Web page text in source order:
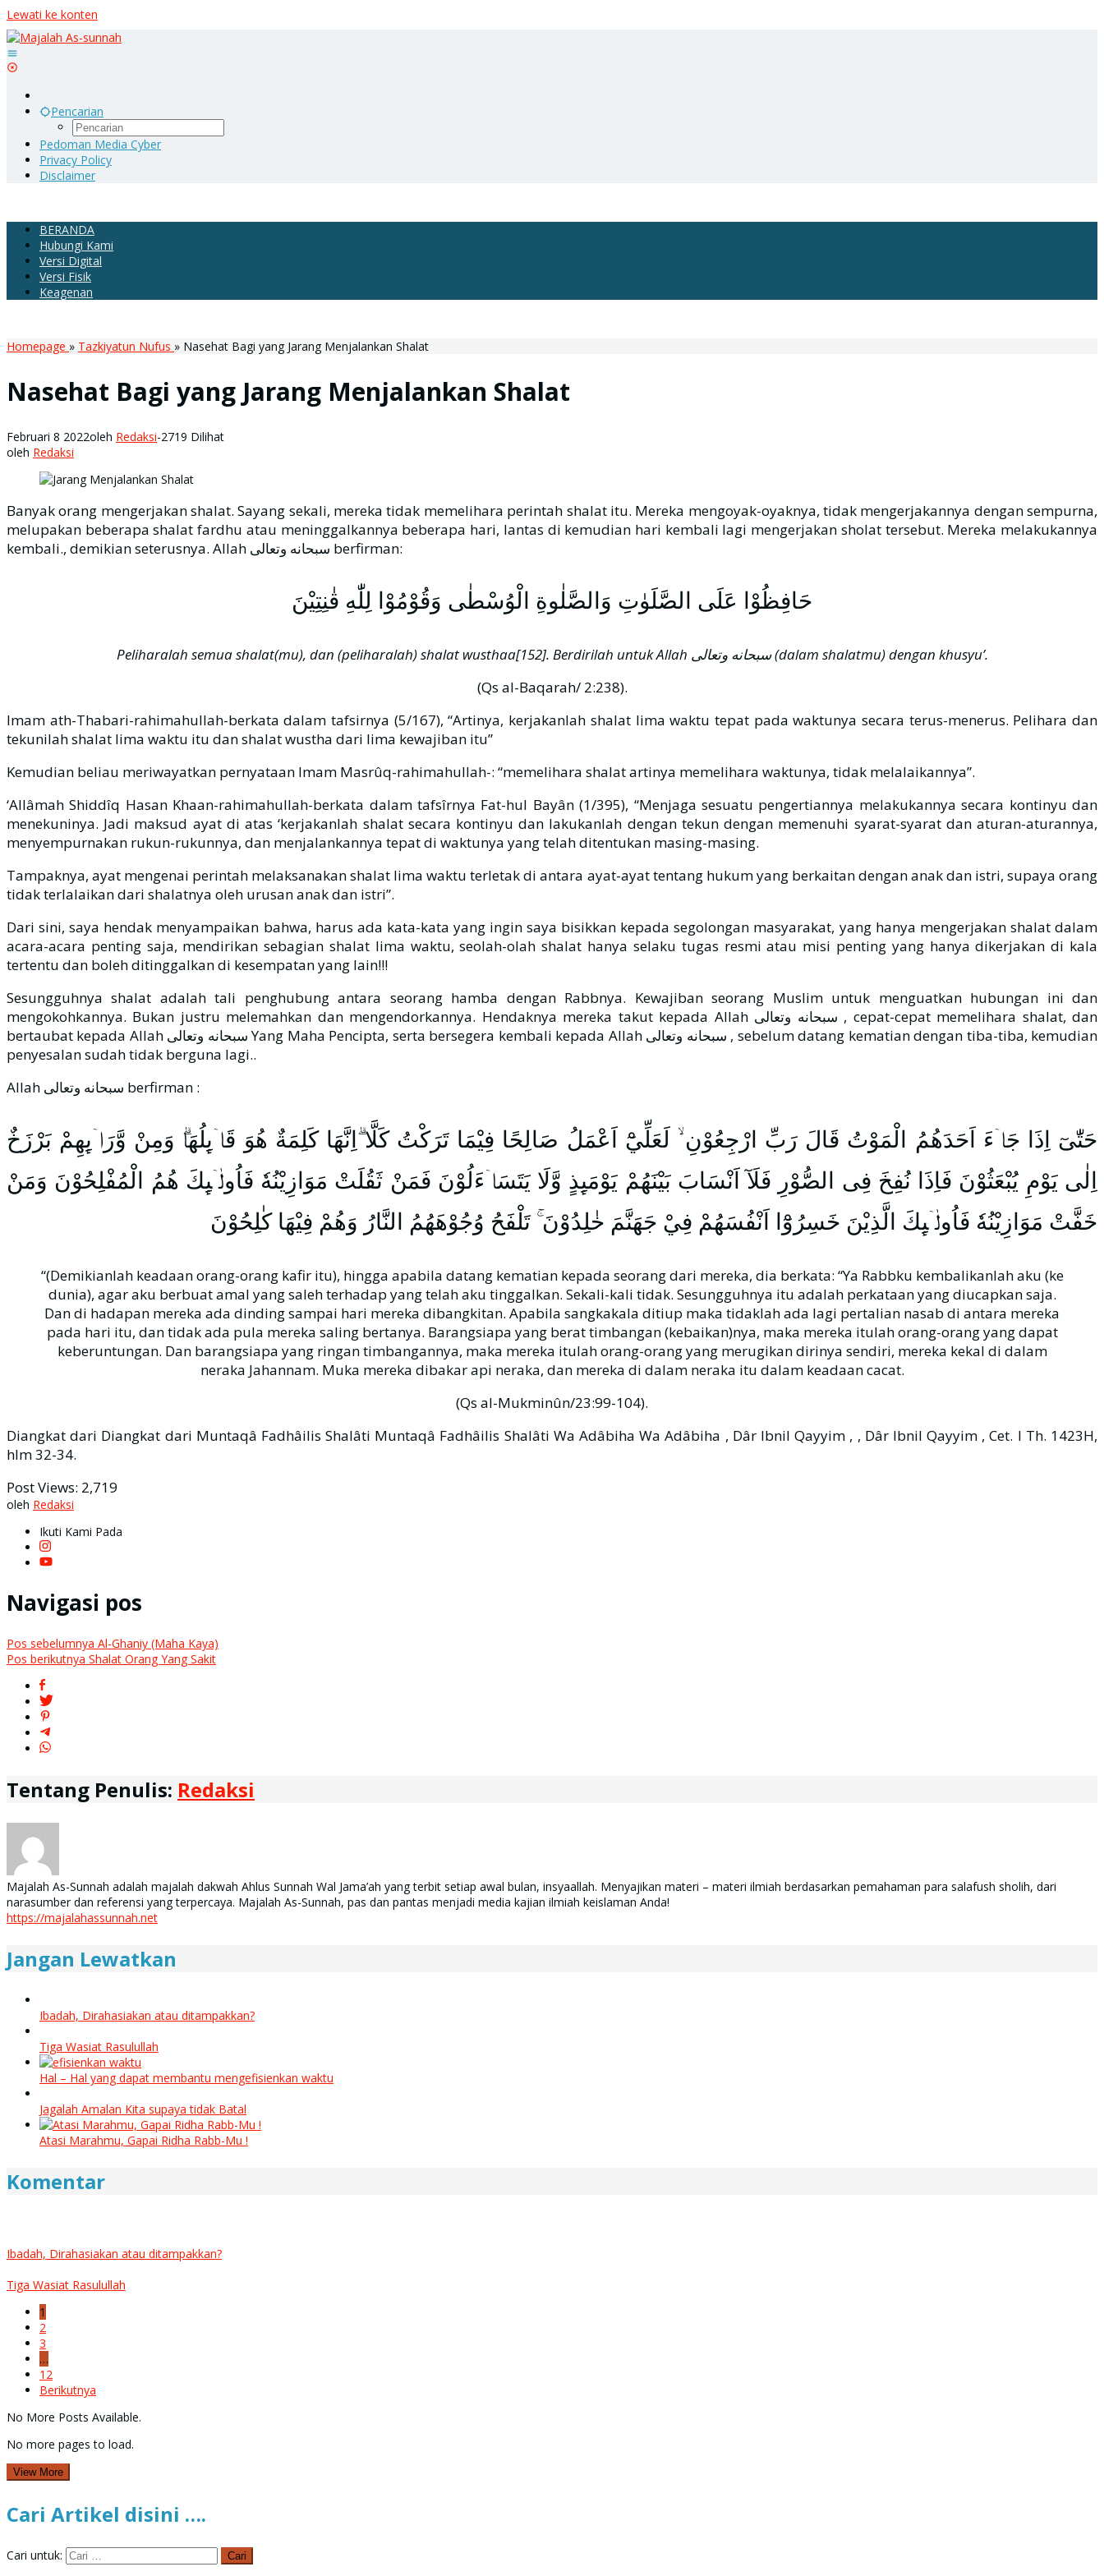
Lewati ke konten
Pencarian
Pedoman Media Cyber
Privacy Policy
Disclaimer
BERANDA
Hubungi Kami
Versi Digital
Versi Fisik
Keagenan
Homepage » Tazkiyatun Nufus » Nasehat Bagi yang Jarang Menjalankan Shalat
Nasehat Bagi yang Jarang Menjalankan Shalat
Februari 8 2022oleh Redaksi-2719 Dilihat
oleh Redaksi
Banyak orang mengerjakan shalat. Sayang sekali, mereka tidak memelihara perintah shalat itu. Mereka mengoyak-oyaknya, tidak mengerjakannya dengan sempurna,
melupakan beberapa shalat fardhu atau meninggalkannya beberapa hari, lantas di kemudian hari kembali lagi mengerjakan sholat tersebut. Mereka melakukannya
kembali., demikian seterusnya. Allah سبحانه وتعالى berfirman:
حَافِظُوْا عَلَى الصَّلَوٰتِ وَالصَّلٰوةِ الْوُسْطٰى وَقُوْمُوْا لِلّٰهِ قٰنِتِيْنَ
Peliharalah semua shalat(mu), dan (peliharalah) shalat wusthaa[152]. Berdirilah untuk Allah سبحانه وتعالى (dalam shalatmu) dengan khusyu’.
(Qs al-Baqarah/ 2:238).
Imam ath-Thabari-rahimahullah-berkata dalam tafsirnya (5/167), “Artinya, kerjakanlah shalat lima waktu tepat pada waktunya secara terus-menerus. Pelihara dan
tekunilah shalat lima waktu itu dan shalat wustha dari lima kewajiban itu”
Kemudian beliau meriwayatkan pernyataan Imam Masrûq-rahimahullah-: “memelihara shalat artinya memelihara waktunya, tidak melalaikannya”.
‘Allâmah Shiddîq Hasan Khaan-rahimahullah-berkata dalam tafsîrnya Fat-hul Bayân (1/395), “Menjaga sesuatu pengertiannya melakukannya secara kontinyu dan
menekuninya. Jadi maksud ayat di atas ‘kerjakanlah shalat secara kontinyu dan lakukanlah dengan tekun dengan memenuhi syarat-syarat dan aturan-aturannya,
menyempurnakan rukun-rukunnya, dan menjalankannya tepat di waktunya yang telah ditentukan masing-masing.
Tampaknya, ayat mengenai perintah melaksanakan shalat lima waktu terletak di antara ayat-ayat tentang hukum yang berkaitan dengan anak dan istri, supaya orang
tidak terlalaikan dari shalatnya oleh urusan anak dan istri”.
Dari sini, saya hendak menyampaikan bahwa, harus ada kata-kata yang ingin saya bisikkan kepada segolongan masyarakat, yang hanya mengerjakan shalat dalam
acara-acara penting saja, mendirikan sebagian shalat lima waktu, seolah-olah shalat hanya selaku tugas resmi atau misi penting yang hanya dikerjakan di kala
tertentu dan boleh ditinggalkan di kesempatan yang lain!!!
Sesungguhnya shalat adalah tali penghubung antara seorang hamba dengan Rabbnya. Kewajiban seorang Muslim untuk menguatkan hubungan ini dan
mengokohkannya. Bukan justru melemahkan dan mengendorkannya. Hendaknya mereka takut kepada Allah سبحانه وتعالى , cepat-cepat memelihara shalat, dan
bertaubat kepada Allah سبحانه وتعالى Yang Maha Pencipta, serta bersegera kembali kepada Allah سبحانه وتعالى , sebelum datang kematian dengan tiba-tiba, kemudian
penyesalan sudah tidak berguna lagi..
Allah سبحانه وتعالى berfirman :
حَتّٰىٓ اِذَا جَاۤءَ اَحَدَهُمُ الْمَوْتُ قَالَ رَبِّ ارْجِعُوْنِ ۙ لَعَلِّيْٓ اَعْمَلُ صَالِحًا فِيْمَا تَرَكْتُ كَلَّا ۗاِنَّهَا كَلِمَةٌ هُوَ قَاۤىِٕلُهَاۗ وَمِنْ وَّرَاۤىِٕهِمْ بَرْزَخٌ
اِلٰى يَوْمِ يُبْعَثُوْنَ فَاِذَا نُفِخَ فِى الصُّوْرِ فَلَآ اَنْسَابَ بَيْنَهُمْ يَوْمَىِٕذٍ وَّلَا يَتَسَاۤءَلُوْنَ فَمَنْ ثَقُلَتْ مَوَازِيْنُهٗ فَاُولٰۤىِٕكَ هُمُ الْمُفْلِحُوْنَ وَمَنْ
خَفَّتْ مَوَازِيْنُهٗ فَاُولٰۤىِٕكَ الَّذِيْنَ خَسِرُوْٓا اَنْفُسَهُمْ فِيْ جَهَنَّمَ خٰلِدُوْنَ ۚ تَلْفَحُ وُجُوْهَهُمُ النَّارُ وَهُمْ فِيْهَا كٰلِحُوْنَ
“(Demikianlah keadaan orang-orang kafir itu), hingga apabila datang kematian kepada seorang dari mereka, dia berkata: “Ya Rabbku kembalikanlah aku (ke
dunia), agar aku berbuat amal yang saleh terhadap yang telah aku tinggalkan. Sekali-kali tidak. Sesungguhnya itu adalah perkataan yang diucapkan saja.
Dan di hadapan mereka ada dinding sampai hari mereka dibangkitan. Apabila sangkakala ditiup maka tidaklah ada lagi pertalian nasab di antara mereka
pada hari itu, dan tidak ada pula mereka saling bertanya. Barangsiapa yang berat timbangan (kebaikan)nya, maka mereka itulah orang-orang yang dapat
keberuntungan. Dan barangsiapa yang ringan timbangannya, maka mereka itulah orang-orang yang merugikan dirinya sendiri, mereka kekal di dalam
neraka Jahannam. Muka mereka dibakar api neraka, dan mereka di dalam neraka itu dalam keadaan cacat.
(Qs al-Mukminûn/23:99-104).
Diangkat dari Diangkat dari Muntaqâ Fadhâilis Shalâti Muntaqâ Fadhâilis Shalâti Wa Adâbiha Wa Adâbiha , Dâr Ibnil Qayyim , , Dâr Ibnil Qayyim , Cet. I Th. 1423H,
hlm 32-34.
Post Views: 2,719
oleh Redaksi
Ikuti Kami Pada
Navigasi pos
Pos sebelumnya Al-Ghaniy (Maha Kaya)
Pos berikutnya Shalat Orang Yang Sakit
Tentang Penulis: Redaksi
Majalah As-Sunnah adalah majalah dakwah Ahlus Sunnah Wal Jama’ah yang terbit setiap awal bulan, insyaallah. Menyajikan materi – materi ilmiah berdasarkan pemahaman para salafush sholih, dari
narasumber dan referensi yang terpercaya. Majalah As-Sunnah, pas dan pantas menjadi media kajian ilmiah keislaman Anda!
https://majalahassunnah.net
Jangan Lewatkan
Ibadah, Dirahasiakan atau ditampakkan?
Tiga Wasiat Rasulullah
Hal – Hal yang dapat membantu mengefisienkan waktu
Jagalah Amalan Kita supaya tidak Batal
Atasi Marahmu, Gapai Ridha Rabb-Mu !
Komentar
Ibadah, Dirahasiakan atau ditampakkan?
Tiga Wasiat Rasulullah
1
2
3
…
12
Berikutnya
No More Posts Available.
No more pages to load.
View More
Cari Artikel disini ….
Cari untuk: